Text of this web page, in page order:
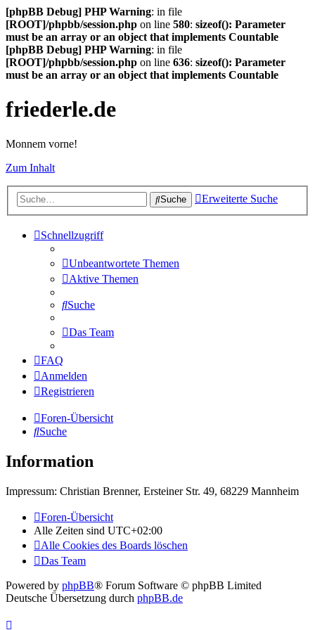
[phpBB Debug] PHP Warning: in file
[ROOT]/phpbb/session.php on line 580: sizeof(): Parameter
must be an array or an object that implements Countable
[phpBB Debug] PHP Warning: in file
[ROOT]/phpbb/session.php on line 636: sizeof(): Parameter
must be an array or an object that implements Countable
friederle.de
Monnem vorne!
Zum Inhalt
Suche Erweiterte Suche
Schnellzugriff
Unbeantwortete Themen
Aktive Themen
Suche
Das Team
FAQ
Anmelden
Registrieren
Foren-Übersicht
Suche
Information
Impressum: Christian Brenner, Ersteiner Str. 49, 68229 Mannheim
Foren-Übersicht
Alle Zeiten sind UTC+02:00
Alle Cookies des Boards löschen
Das Team
Powered by phpBB® Forum Software © phpBB Limited
Deutsche Übersetzung durch phpBB.de